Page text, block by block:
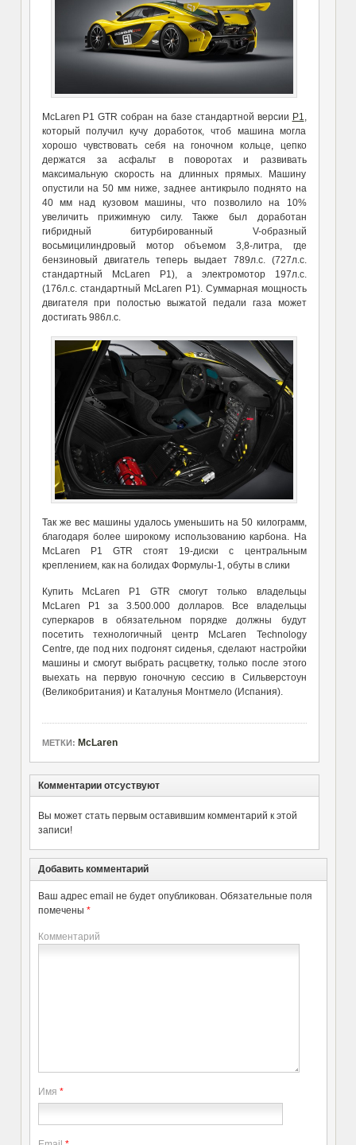
McLaren P1 GTR собран на базе стандартной версии P1,
который получил кучу доработок, чтоб машина могла
хорошо чувствовать себя на гоночном кольце, цепко
держатся за асфальт в поворотах и развивать
максимальную скорость на длинных прямых. Машину
опустили на 50 мм ниже, заднее антикрыло поднято на
40 мм над кузовом машины, что позволило на 10%
увеличить прижимную силу. Также был доработан
гибридный битурбированный V-образный
восьмицилиндровый мотор объемом 3,8-литра, где
бензиновый двигатель теперь выдает 789л.с. (727л.с.
стандартный McLaren P1), а электромотор 197л.с.
(176л.с. стандартный McLaren P1). Суммарная мощность
двигателя при полостью выжатой педали газа может
достигать 986л.с.
Так же вес машины удалось уменьшить на 50 килограмм,
благодаря более широкому использованию карбона. На
McLaren P1 GTR стоят 19-диски с центральным
креплением, как на болидах Формулы-1, обуты в слики
Купить McLaren P1 GTR смогут только владельцы
McLaren P1 за 3.500.000 долларов. Все владельцы
суперкаров в обязательном порядке должны будут
посетить технологичный центр McLaren Technology
Centre, где под них подгонят сиденья, сделают настройки
машины и смогут выбрать расцветку, только после этого
выехать на первую гоночную сессию в Сильверстоун
(Великобритания) и Каталунья Монтмело (Испания).
МЕТКИ: McLaren
Комментарии отсуствуют
Вы может стать первым оставившим комментарий к этой
записи!
Добавить комментарий
Ваш адрес email не будет опубликован. Обязательные поля
помечены *
Комментарий
Имя *